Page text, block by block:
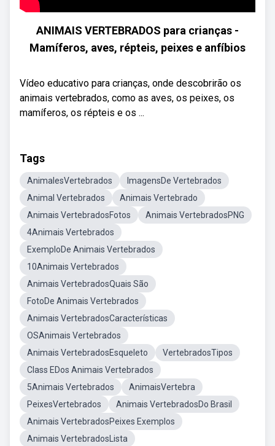
ANIMAIS VERTEBRADOS para crianças -
Mamíferos, aves, répteis, peixes e anfíbios
Vídeo educativo para crianças, onde descobrirão os
animais vertebrados, como as aves, os peixes, os
mamíferos, os répteis e os ...
Tags
AnimalesVertebrados
ImagensDe Vertebrados
Animal Vertebrados
Animais Vertebrado
Animais VertebradosFotos
Animais VertebradosPNG
4Animais Vertebrados
ExemploDe Animais Vertebrados
10Animais Vertebrados
Animais VertebradosQuais São
FotoDe Animais Vertebrados
Animais VertebradosCaracterísticas
OSAnimais Vertebrados
Animais VertebradosEsqueleto
VertebradosTipos
Class EDos Animais Vertebrados
5Animais Vertebrados
AnimaisVertebra
PeixesVertebrados
Animais VertebradosDo Brasil
Animais VertebradosPeixes Exemplos
Animais VertebradosLista